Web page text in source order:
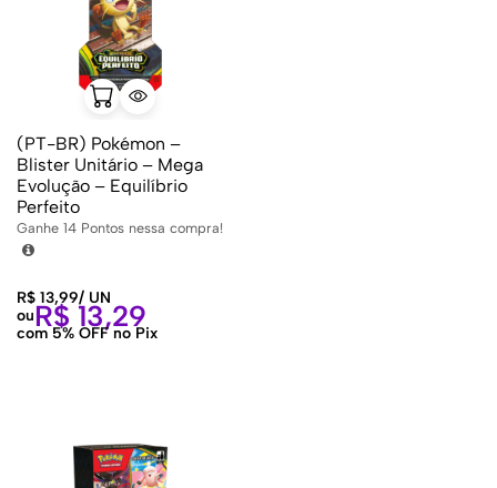
(PT-BR) Pokémon –
Blister Unitário – Mega
Evolução – Equilíbrio
Perfeito
Ganhe 14 Pontos nessa compra!
R$ 13,99/ UN
ouR$ 13,29
com 5% OFF no Pix